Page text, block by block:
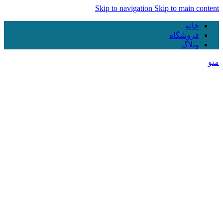
Skip to navigation Skip to main content
خانه
فروشگاه
وبلاگ
منو